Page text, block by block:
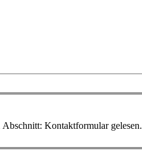
Abschnitt: Kontaktformular gelesen.